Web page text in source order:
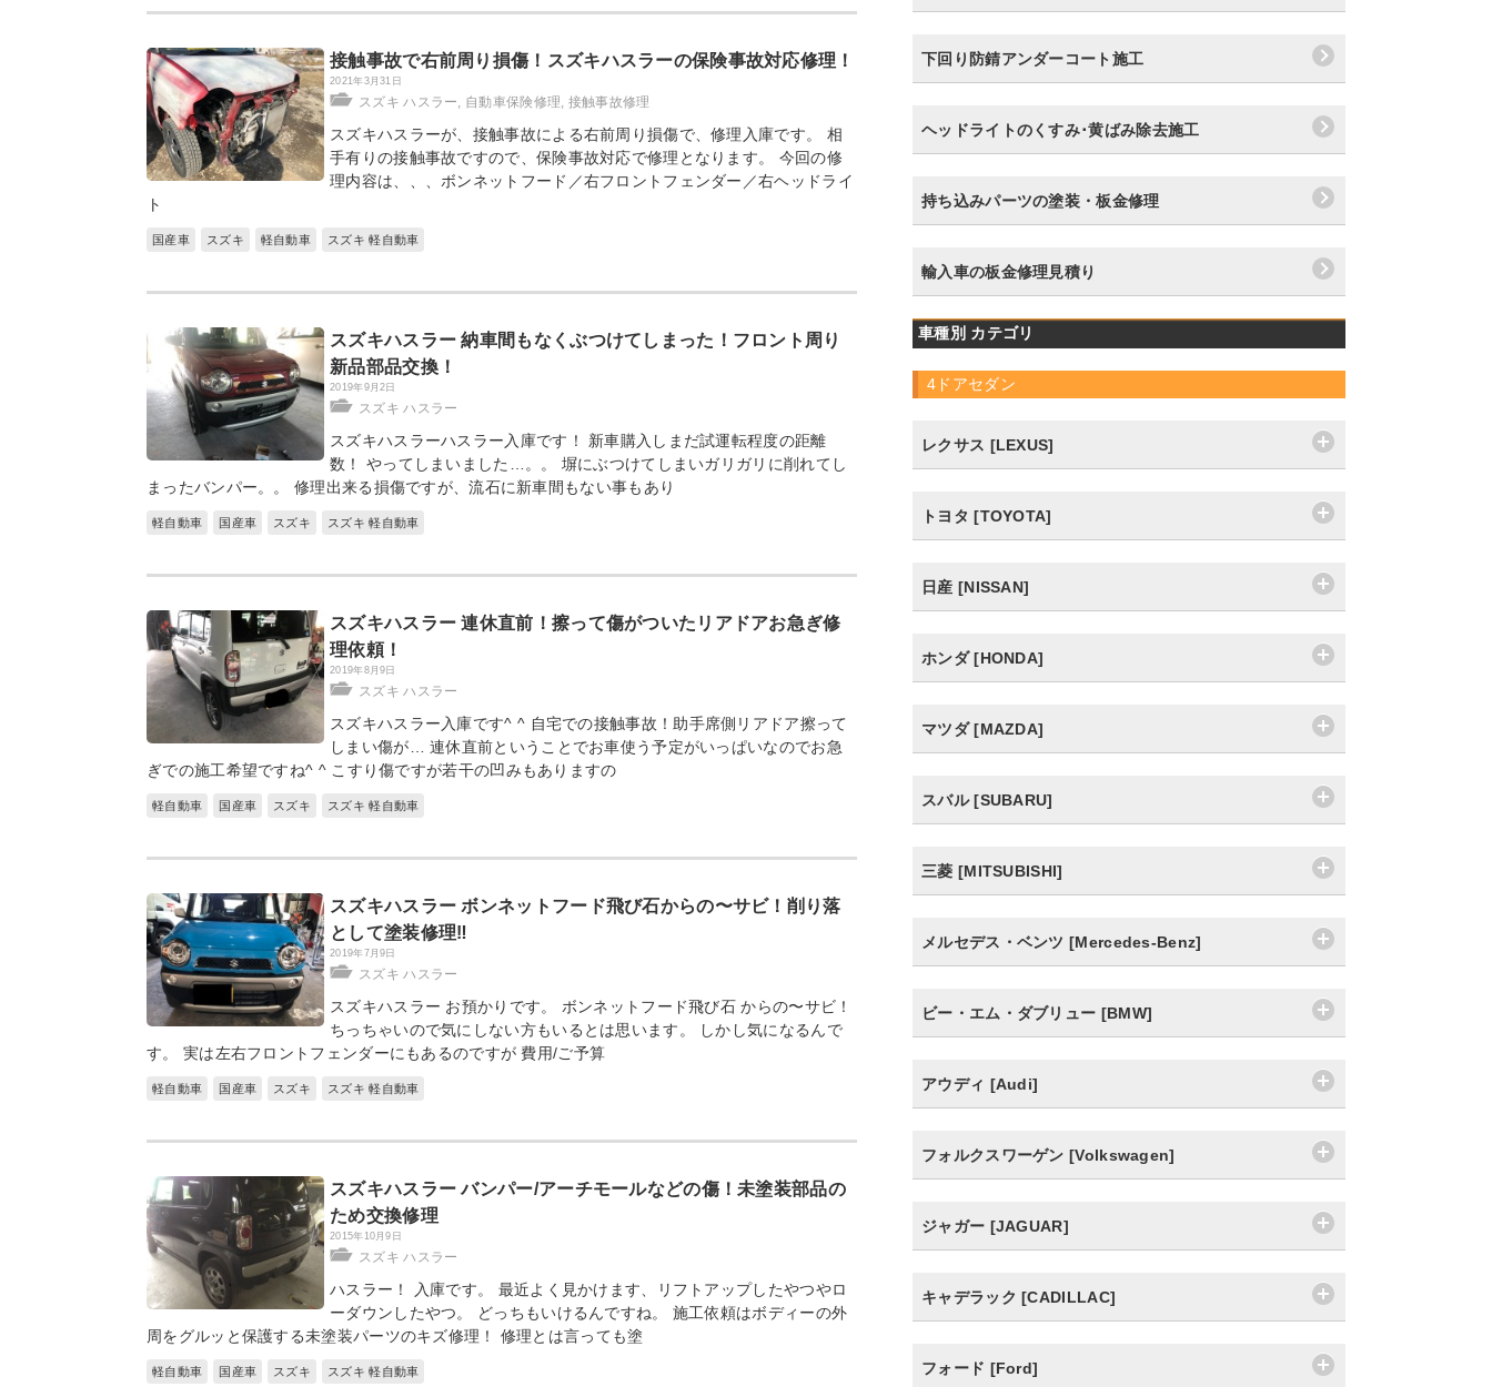
接触事故で右前周り損傷！スズキハスラーの保険事故対応修理！
2021年3月31日
スズキ ハスラー, 自動車保険修理, 接触事故修理
スズキハスラーが、接触事故による右前周り損傷で、修理入庫です。 相
手有りの接触事故ですので、保険事故対応で修理となります。 今回の修
理内容は、、、ボンネットフード／右フロントフェンダー／右ヘッドライ
ト
国産車 スズキ 軽自動車 スズキ 軽自動車
スズキハスラー 納車間もなくぶつけてしまった！フロント周り
新品部品交換！
2019年9月2日
スズキ ハスラー
スズキハスラーハスラー入庫です！ 新車購入しまだ試運転程度の距離
数！ やってしまいました…。。 塀にぶつけてしまいガリガリに削れてし
まったバンパー。。 修理出来る損傷ですが、流石に新車間もない事もあり
軽自動車 国産車 スズキ スズキ 軽自動車
スズキハスラー 連休直前！擦って傷がついたリアドアお急ぎ修
理依頼！
2019年8月9日
スズキ ハスラー
スズキハスラー入庫です^ ^ 自宅での接触事故！助手席側リアドア擦って
しまい傷が… 連休直前ということでお車使う予定がいっぱいなのでお急
ぎでの施工希望ですね^ ^ こすり傷ですが若干の凹みもありますの
軽自動車 国産車 スズキ スズキ 軽自動車
スズキハスラー ボンネットフード飛び石からの〜サビ！削り落
として塗装修理‼︎
2019年7月9日
スズキ ハスラー
スズキハスラー お預かりです。 ボンネットフード飛び石 からの〜サビ！
ちっちゃいので気にしない方もいるとは思います。 しかし気になるんで
す。 実は左右フロントフェンダーにもあるのですが 費用/ご予算
軽自動車 国産車 スズキ スズキ 軽自動車
スズキハスラー バンパー/アーチモールなどの傷！未塗装部品の
ため交換修理
2015年10月9日
スズキ ハスラー
ハスラー！ 入庫です。 最近よく見かけます、リフトアップしたやつやロ
ーダウンしたやつ。 どっちもいけるんですね。 施工依頼はボディーの外
周をグルッと保護する未塗装パーツのキズ修理！ 修理とは言っても塗
軽自動車 国産車 スズキ スズキ 軽自動車
下回り防錆アンダーコート施工
ヘッドライトのくすみ･黄ばみ除去施工
持ち込みパーツの塗装・板金修理
輸入車の板金修理見積り
車種別 カテゴリ
4ドアセダン
レクサス [LEXUS]
トヨタ [TOYOTA]
日産 [NISSAN]
ホンダ [HONDA]
マツダ [MAZDA]
スバル [SUBARU]
三菱 [MITSUBISHI]
メルセデス・ベンツ [Mercedes-Benz]
ビー・エム・ダブリュー [BMW]
アウディ [Audi]
フォルクスワーゲン [Volkswagen]
ジャガー [JAGUAR]
キャデラック [CADILLAC]
フォード [Ford]